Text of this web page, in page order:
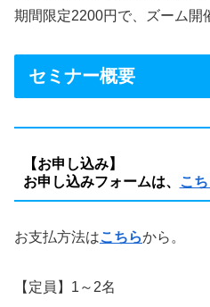
期間限定2200円で、ズーム開
セミナー概要
【お申し込み】
お申し込みフォームは、
こ
お支払方法はこちらから。
【定員】1～2名